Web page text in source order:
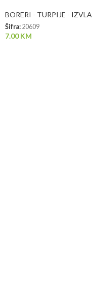
BORERI - TURPIJE -
Šifra: 20609
7.00KM